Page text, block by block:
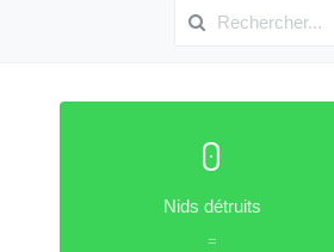
0
Nids détruits
=